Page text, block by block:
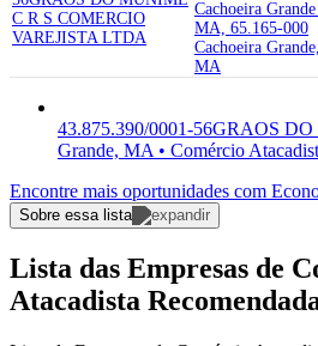
C R S COMERCIO
VAREJISTA LTDA
Cachoeira
MA, 65.165-000
Cachoeira Grande,
MA
43.875.390/0001-56GRAOS
Grande, MA • Comércio
Encontre mais oportunidades com
Sobre essa lista
Lista das Empresas de
Atacadista